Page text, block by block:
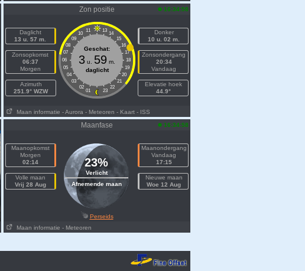
Zon positie 16:34:58
Daglicht
13 u. 57 m.
Zonsopkomst
06:37
Morgen
Azimuth
251.9° WZW
11 13
10
14
09
15
08
16
07
17
06
18
05
19
04
20
03
21
02
22
01 23
Geschat:
3 u. 59 m.
daglicht
Donker
10 u. 02 m.
Zonsondergang
20:34
Vandaag
Elevatie hoek
44.9°
Maan informatie - Aurora - Meteoren - Kaart - ISS
Maanfase 16:34:58
Maanopkomst
Morgen
02:14
Volle maan
Vrij 28 Aug
23%
Verlicht
Afnemende maan
Maanondergang
Vandaag
17:15
Nieuwe maan
Woe 12 Aug
Perseids
Maan informatie - Meteoren